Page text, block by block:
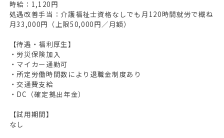
時給：1,120円
処遇改善手当：介護福祉士資格なしでも月120時間就労で概ね
月33,000円（上限50,000円／月額）
【待遇・福利厚生】
・労災保険加入
・マイカー通勤可
・所定労働時間数により退職金制度あり
・交通費支給
・DC（確定拠出年金）
【試用期間】
なし